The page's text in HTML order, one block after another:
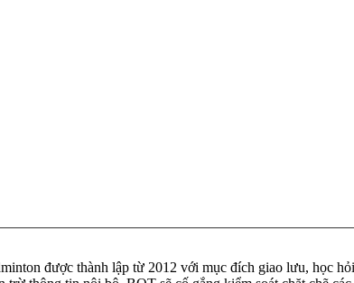
được thành lập từ 2012 với mục đích giao lưu, học